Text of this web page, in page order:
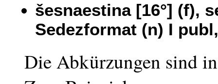
šesnaestina [16°] (f),
Sedezformat (n) I
Die Abkürzungen sind